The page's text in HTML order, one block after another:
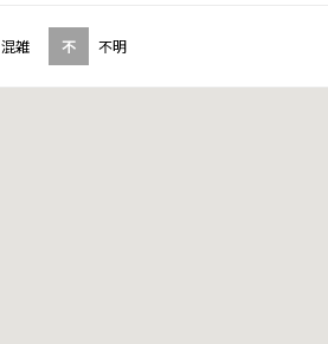
混雑 不 不明